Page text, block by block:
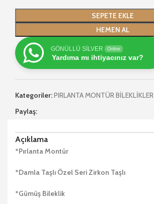
SEPETE EKLE
HEMEN AL
GÖNÜLLÜ SİLVER Online
Yardıma mı ihtiyacınız var?
Kategoriler:PIRLANTA MONTÜR BİLEKLİKLER
Paylaş:
Açıklama
*Pırlanta Montür
*Damla Taşlı Özel Seri Zirkon Taşlı
*Gümüş Bileklik